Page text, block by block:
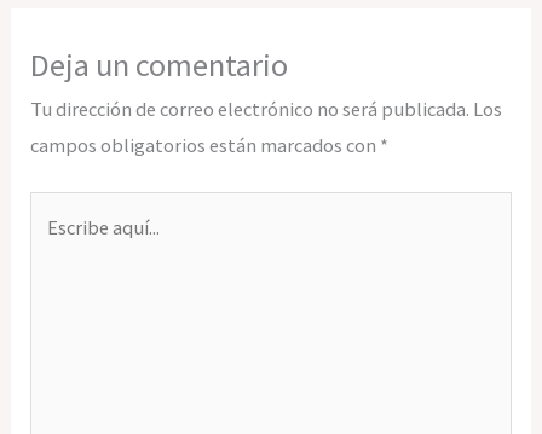
Deja un comentario
Tu dirección de correo electrónico no será publicada. Los
campos obligatorios están marcados con *